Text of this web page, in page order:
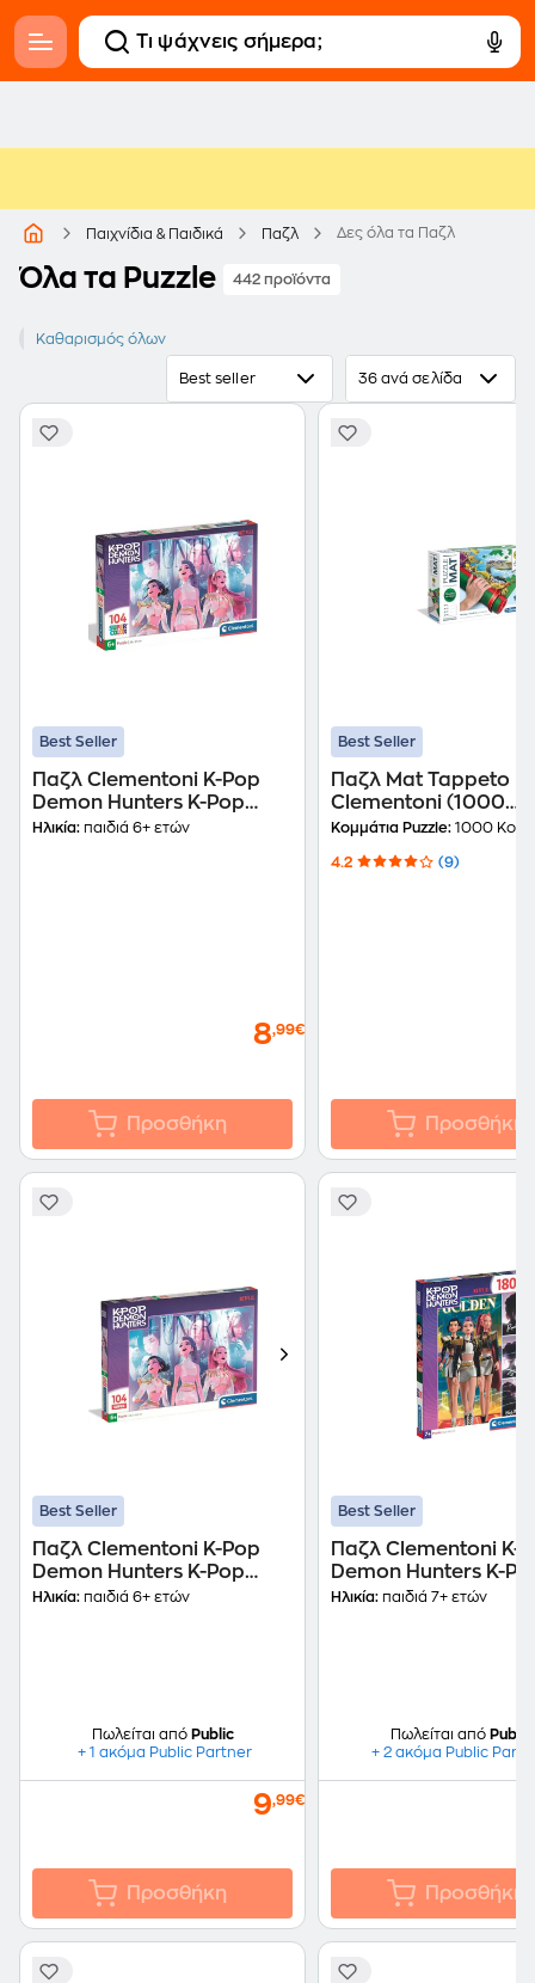
Παιχνίδια & Παιδικά Παζλ Δες όλα τα Παζλ
Όλα τα Puzzle 442 προϊόντα
5+ ετών 6+ ετών
Καθαρισμός όλων
Best seller 36 ανά σελίδα
Best Seller
Παζλ Clementoni K-Pop
Demon Hunters K-Pop
Demon Hunters Shining
Ηλικία: παιδιά 6+ ετών
8,99€
Προσθήκη
Best Seller
Παζλ Mat Tappeto
Clementoni (1000
Κομμάτια)
Κομμάτια Puzzle: 1000
4.2 (9)
Προσθήκη
Best Seller
Παζλ Clementoni K-Pop
Demon Hunters K-Pop
Demon Hunters Super
Ηλικία: παιδιά 6+ ετών
Πωλείται από Public
+ 1 ακόμα Public Partner
9,99€
Προσθήκη
Best Seller
Παζλ Clementoni K-
Demon Hunters K-
Demon Hunters
Ηλικία: παιδιά 7+ ετών
Πωλείται από Public
+ 2 ακόμα Public
Προσθήκη